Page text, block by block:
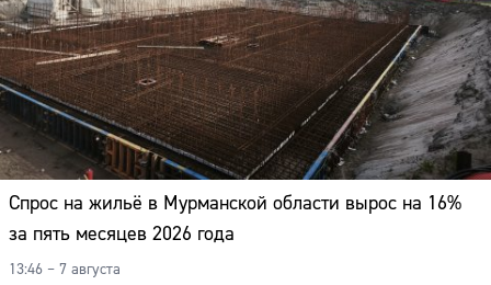
Спрос на жильё в Мурманской области вырос на 16%
за пять месяцев 2026 года
13:46 – 7 августа